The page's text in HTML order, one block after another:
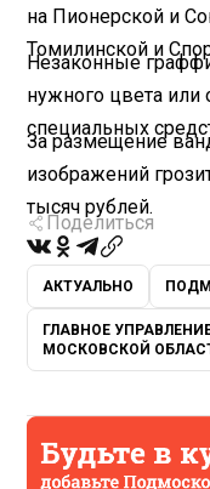
на Пионерской и
Томилинской и
Незаконные
нужного цвета
специальных
За размещение
изображений
тысяч рублей.
Поделиться
АКТУАЛЬНО
ГЛАВНОЕ
МОСКОВСКОЙ